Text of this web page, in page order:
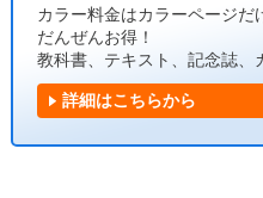
カラー料金はカラーページだ
だんぜんお得！
教科書、テキスト、記念誌、
詳細はこちらから